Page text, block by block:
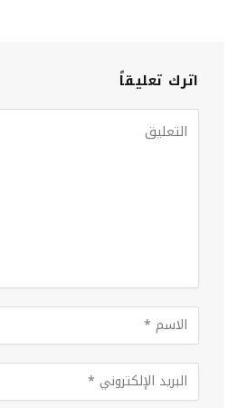
اترك تعليقاً